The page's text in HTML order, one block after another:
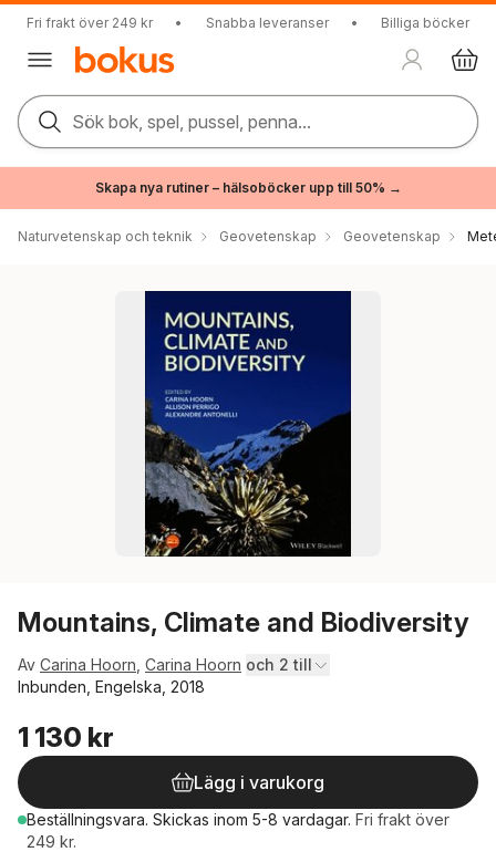
Fri frakt över 249 kr • Snabba leveranser • Billiga böcker
Sök bok, spel, pussel, penna...
Skapa nya rutiner – hälsoböcker upp till 50% →
Naturvetenskap och teknik Geovetenskap Geovetenskap
Mountains, Climate and Biodiversity
Av Carina Hoorn Carina Hoorn och 2 till
Inbunden, Engelska, 2018
1 130 kr
Lägg i varukorg
Beställningsvara. Skickas inom 5-8 vardagar. Fri frakt över
249 kr.